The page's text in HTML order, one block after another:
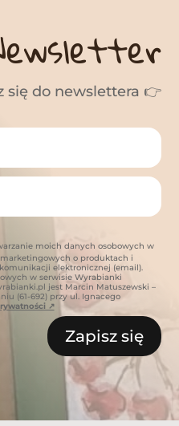
się do newslettera 👉
moich danych osobowych w
o produktach i
elektronicznej (email).
w serwisie Wyrabianki
jest Marcin Matuszewski –
(61-692) przy ul. Ignacego
↗
Zapisz się